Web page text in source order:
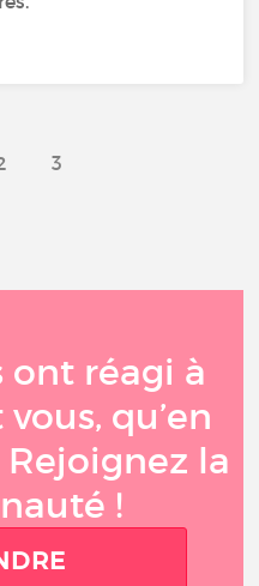
3
ont réagi à
qu’en
Rejoignez la
!